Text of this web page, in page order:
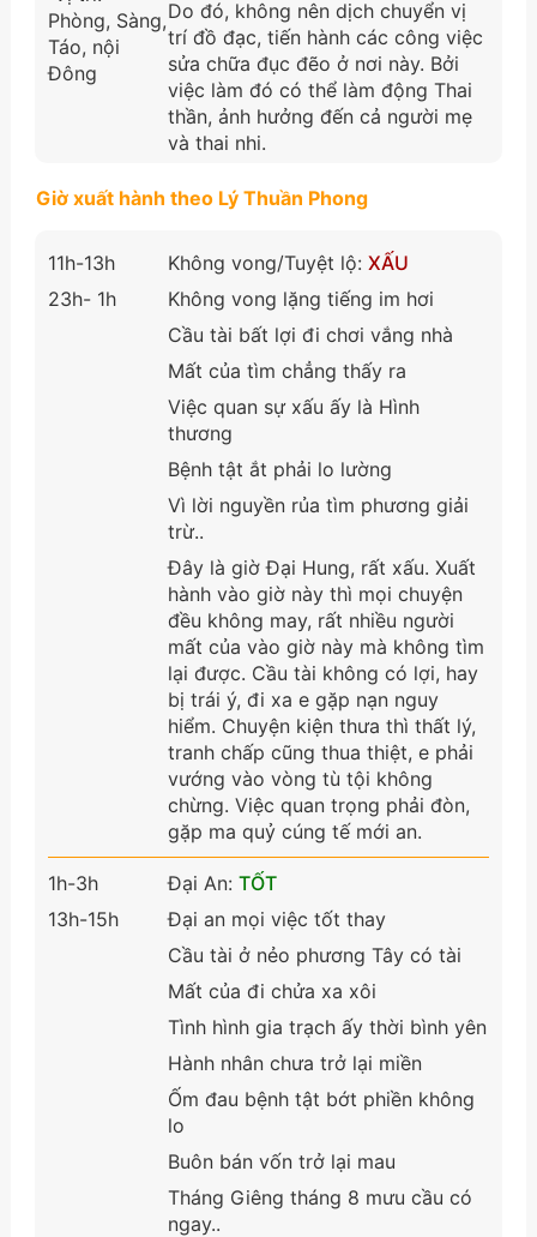
Phòng, Sàng,
Táo, nội
Đông
Do đó, không nên dịch chuyển vị
trí đồ đạc, tiến hành các công việc
sửa chữa đục đẽo ở nơi này. Bởi
việc làm đó có thể làm động Thai
thần, ảnh hưởng đến cả người mẹ
và thai nhi.
Giờ xuất hành theo Lý Thuần Phong
11h-13h
23h- 1h
Không vong/Tuyệt lộ: XẤU
Không vong lặng tiếng im hơi
Cầu tài bất lợi đi chơi vắng nhà
Mất của tìm chẳng thấy ra
Việc quan sự xấu ấy là Hình
thương
Bệnh tật ắt phải lo lường
Vì lời nguyền rủa tìm phương giải
trừ..
Đây là giờ Đại Hung, rất xấu. Xuất
hành vào giờ này thì mọi chuyện
đều không may, rất nhiều người
mất của vào giờ này mà không tìm
lại được. Cầu tài không có lợi, hay
bị trái ý, đi xa e gặp nạn nguy
hiểm. Chuyện kiện thưa thì thất lý,
tranh chấp cũng thua thiệt, e phải
vướng vào vòng tù tội không
chừng. Việc quan trọng phải đòn,
gặp ma quỷ cúng tế mới an.
1h-3h
13h-15h
Đại An: TỐT
Đại an mọi việc tốt thay
Cầu tài ở nẻo phương Tây có tài
Mất của đi chửa xa xôi
Tình hình gia trạch ấy thời bình yên
Hành nhân chưa trở lại miền
Ốm đau bệnh tật bớt phiền không
lo
Buôn bán vốn trở lại mau
Tháng Giêng tháng 8 mưu cầu có
ngay..